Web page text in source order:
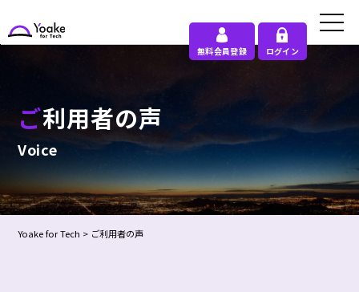
無料会員登録 ログイン
ご利用者の声
Voice
Yoake for Tech > ご利用者の声